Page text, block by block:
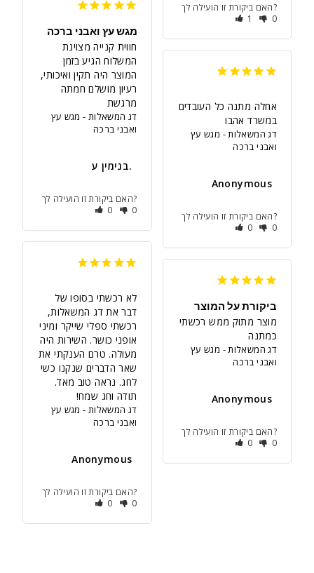
האם ביקורת זו הועילה לך?
1
0
מגש עץ ואבני ברכה
מרגשת
דג המשאלות - מגש עץ
ואבני ברכה
בנימין ע.
האם ביקורת זו הועילה לך?
0
0
במשרד אהבו
דג המשאלות - מגש עץ
ואבני ברכה
Anonymous
האם ביקורת זו הועילה לך?
0
0
לא רכשתי בסופו של
רכשתי ספלי שייקר ומיני
אופני כושר. השירות היה
מעולה. טרם הענקתי את
שאר הדברים שנקנו כשי
תודה וחג שמח!
דג המשאלות - מגש עץ
ואבני ברכה
Anonymous
האם ביקורת זו הועילה לך?
0
0
ביקורת על המוצר
כמתנה
דג המשאלות - מגש עץ
ואבני ברכה
Anonymous
האם ביקורת זו הועילה לך?
0
0